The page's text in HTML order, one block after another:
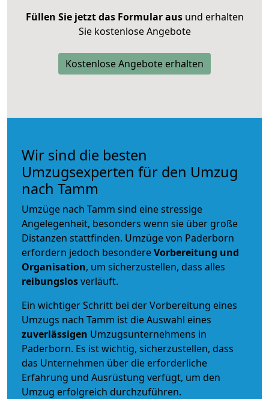
Füllen Sie jetzt das Formular ausund erhalten
Sie kostenlose Angebote
Kostenlose Angebote erhalten
Wir sind die besten
Umzugsexperten für den Umzug
nach Tamm
Umzüge nach Tamm sind eine stressige
Angelegenheit, besonders wenn sie über große
Distanzen stattfinden. Umzüge von Paderborn
erfordern jedoch besondereVorbereitung und
Organisation, um sicherzustellen, dass alles
reibungslosverläuft.
Ein wichtiger Schritt bei der Vorbereitung eines
Umzugs nach Tamm ist die Auswahl eines
zuverlässigen Umzugsunternehmens in
Paderborn. Es ist wichtig, sicherzustellen, dass
das Unternehmen über die erforderliche
Erfahrung und Ausrüstung verfügt, um den
Umzug erfolgreich durchzuführen.